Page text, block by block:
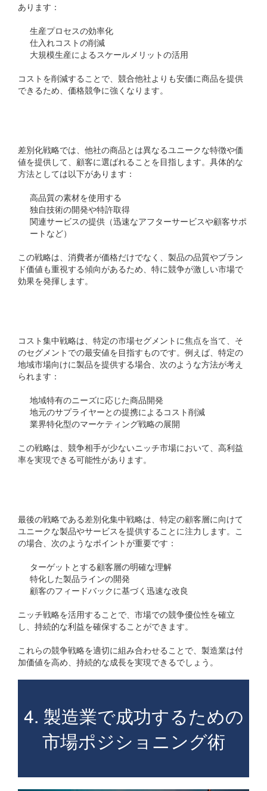
あります：
生産プロセスの効率化
仕入れコストの削減
大規模生産によるスケールメリットの活用
コストを削減することで、競合他社よりも安価に商品を提供
できるため、価格競争に強くなります。
差別化戦略では、他社の商品とは異なるユニークな特徴や価
値を提供して、顧客に選ばれることを目指します。具体的な
方法としては以下があります：
高品質の素材を使用する
独自技術の開発や特許取得
関連サービスの提供（迅速なアフターサービスや顧客サポ
ートなど）
この戦略は、消費者が価格だけでなく、製品の品質やブラン
ド価値も重視する傾向があるため、特に競争が激しい市場で
効果を発揮します。
コスト集中戦略は、特定の市場セグメントに焦点を当て、そ
のセグメントでの最安値を目指すものです。例えば、特定の
地域市場向けに製品を提供する場合、次のような方法が考え
られます：
地域特有のニーズに応じた商品開発
地元のサプライヤーとの提携によるコスト削減
業界特化型のマーケティング戦略の展開
この戦略は、競争相手が少ないニッチ市場において、高利益
率を実現できる可能性があります。
最後の戦略である差別化集中戦略は、特定の顧客層に向けて
ユニークな製品やサービスを提供することに注力します。こ
の場合、次のようなポイントが重要です：
ターゲットとする顧客層の明確な理解
特化した製品ラインの開発
顧客のフィードバックに基づく迅速な改良
ニッチ戦略を活用することで、市場での競争優位性を確立
し、持続的な利益を確保することができます。
これらの競争戦略を適切に組み合わせることで、製造業は付
加価値を高め、持続的な成長を実現できるでしょう。
4. 製造業で成功するための
市場ポジショニング術